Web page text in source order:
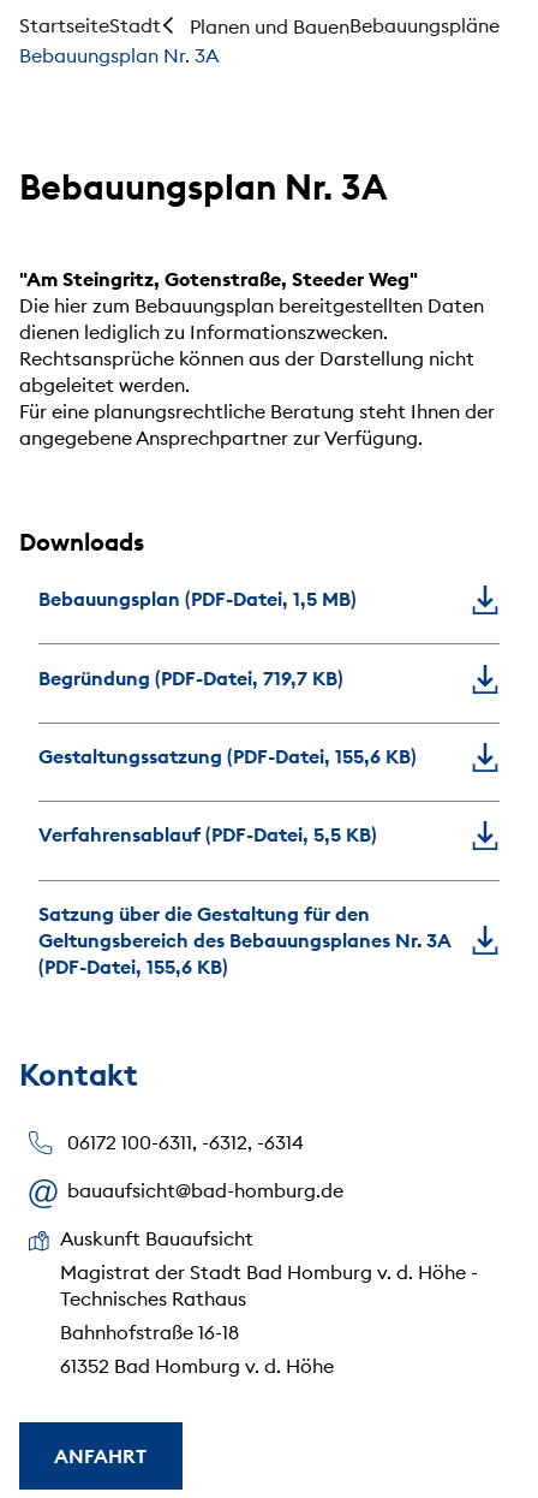
StartseiteStadt Planen und BauenBebauungspläne
Bebauungsplan Nr. 3A
Bebauungsplan Nr. 3A
"Am Steingritz, Gotenstraße, Steeder Weg"
Die hier zum Bebauungsplan bereitgestellten Daten
dienen lediglich zu Informationszwecken.
Rechtsansprüche können aus der Darstellung nicht
abgeleitet werden.
Für eine planungsrechtliche Beratung steht Ihnen der
angegebene Ansprechpartner zur Verfügung.
Downloads
Bebauungsplan (PDF-Datei, 1,5 MB)
Begründung (PDF-Datei, 719,7 KB)
Gestaltungssatzung (PDF-Datei, 155,6 KB)
Verfahrensablauf (PDF-Datei, 5,5 KB)
Satzung über die Gestaltung für den
Geltungsbereich des Bebauungsplanes Nr. 3A
(PDF-Datei, 155,6 KB)
Kontakt
06172 100-6311, -6312, -6314
bauaufsicht@bad-homburg.de
Auskunft Bauaufsicht
Magistrat der Stadt Bad Homburg v. d. Höhe -
Technisches Rathaus
Bahnhofstraße 16-18
61352 Bad Homburg v. d. Höhe
ANFAHRT